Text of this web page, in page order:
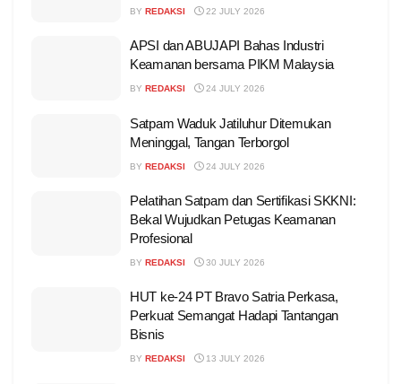
BY REDAKSI 22 JULY 2026
APSI dan ABUJAPI Bahas Industri
Keamanan bersama PIKM Malaysia
BY REDAKSI 24 JULY 2026
Satpam Waduk Jatiluhur Ditemukan
Meninggal, Tangan Terborgol
BY REDAKSI 24 JULY 2026
Pelatihan Satpam dan Sertifikasi SKKNI:
Bekal Wujudkan Petugas Keamanan
Profesional
BY REDAKSI 30 JULY 2026
HUT ke-24 PT Bravo Satria Perkasa,
Perkuat Semangat Hadapi Tantangan
Bisnis
BY REDAKSI 13 JULY 2026